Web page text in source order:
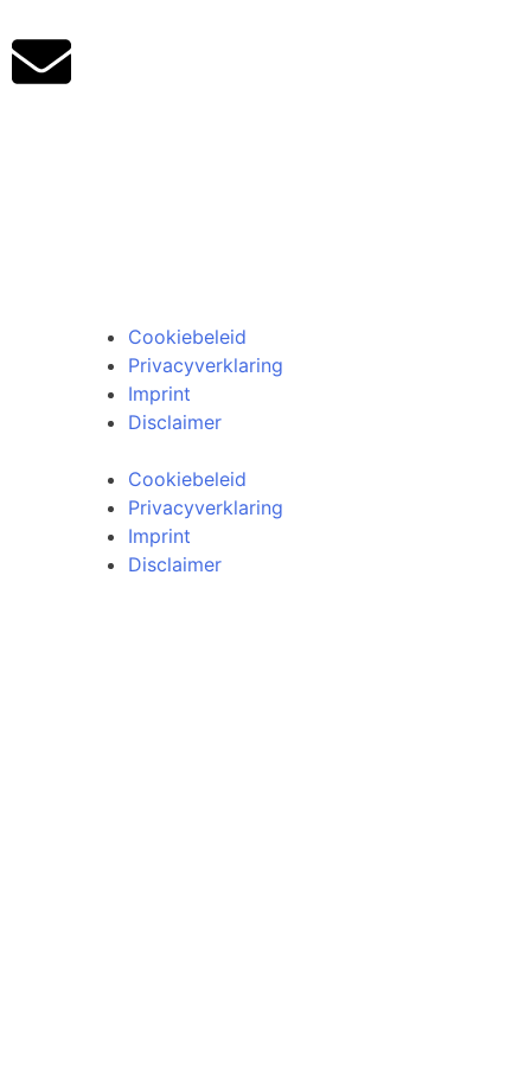
Cookiebeleid
Privacyverklaring
Imprint
Disclaimer
Cookiebeleid
Privacyverklaring
Imprint
Disclaimer